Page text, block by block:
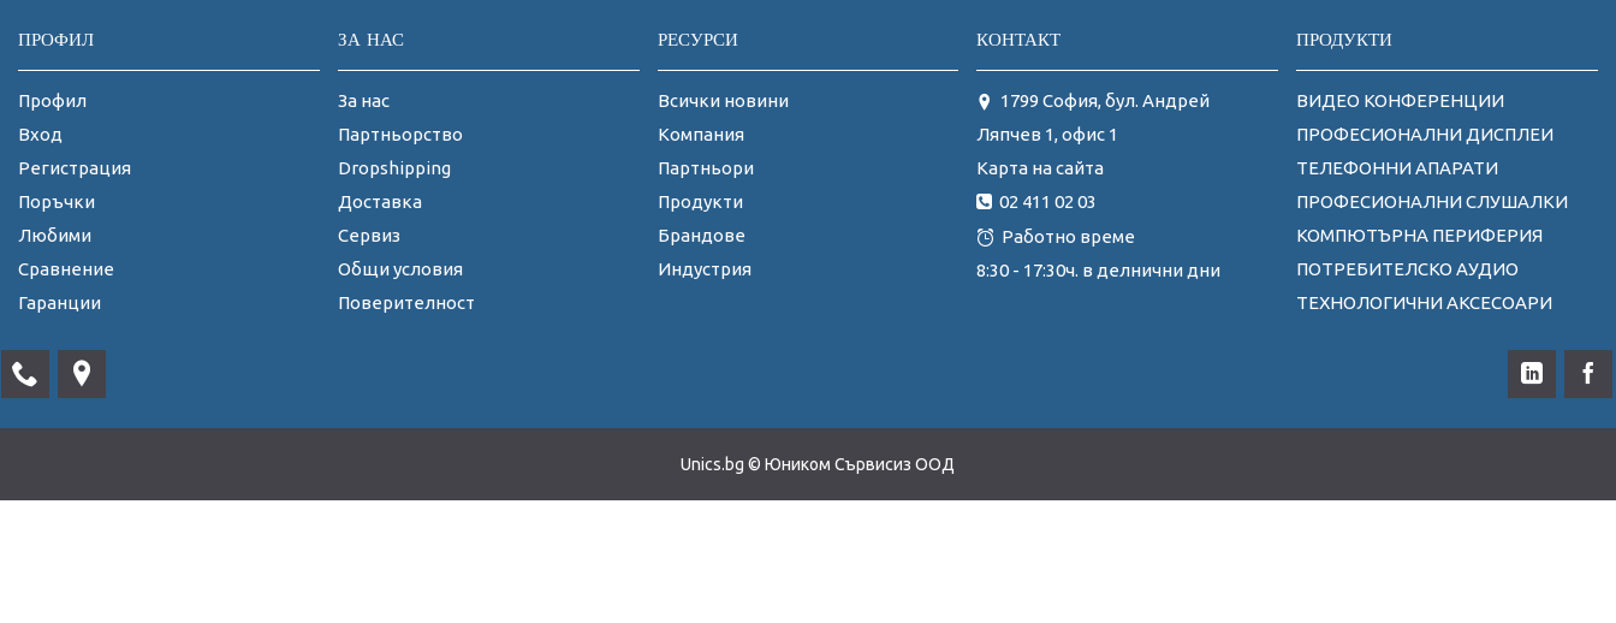
ПРОФИЛ
Профил
Вход
Регистрация
Поръчки
Любими
Сравнение
Гаранции
ЗА НАС
За нас
Партньорство
Dropshipping
Доставка
Сервиз
Общи условия
Поверителност
РЕСУРСИ
Всички новини
Компания
Партньори
Продукти
Брандове
Индустрия
КОНТАКТ
1799 София, бул. Андрей
Ляпчев 1, офис 1
Карта на сайта
02 411 02 03
Работно време
8:30 - 17:30ч. в делнични дни
ПРОДУКТИ
ВИДЕО КОНФЕРЕНЦИИ
ПРОФЕСИОНАЛНИ ДИСПЛЕИ
ТЕЛЕФОННИ АПАРАТИ
ПРОФЕСИОНАЛНИ СЛУШАЛКИ
КОМПЮТЪРНА ПЕРИФЕРИЯ
ПОТРЕБИТЕЛСКО АУДИО
ТЕХНОЛОГИЧНИ АКСЕСОАРИ
Unics.bg © Юником Сървисиз ООД